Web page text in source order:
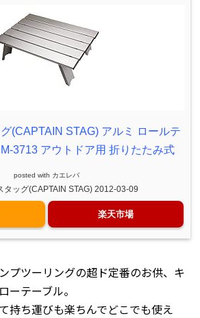
(CAPTAIN STAG) アルミ ロールテ
3713 アウトドア用 折りたたみ式
posted with カエレバ
タッグ(CAPTAIN STAG) 2012-03-09
楽天市場
プツーリングの超ド定番のお供、キ
ーテーブル。
持ち運びも楽ちんでどこでも使え